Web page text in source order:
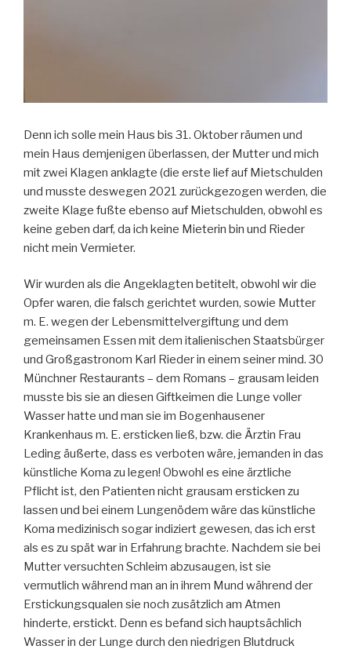
Denn ich solle mein Haus bis 31. Oktober räumen und
mein Haus demjenigen überlassen, der Mutter und mich
mit zwei Klagen anklagte (die erste lief auf Mietschulden
und musste deswegen 2021 zurückgezogen werden, die
zweite Klage fußte ebenso auf Mietschulden, obwohl es
keine geben darf, da ich keine Mieterin bin und Rieder
nicht mein Vermieter.
Wir wurden als die Angeklagten betitelt, obwohl wir die
Opfer waren, die falsch gerichtet wurden, sowie Mutter
m. E. wegen der Lebensmittelvergiftung und dem
gemeinsamen Essen mit dem italienischen Staatsbürger
und Großgastronom Karl Rieder in einem seiner mind. 30
Münchner Restaurants – dem Romans – grausam leiden
musste bis sie an diesen Giftkeimen die Lunge voller
Wasser hatte und man sie im Bogenhausener
Krankenhaus m. E. ersticken ließ, bzw. die Ärztin Frau
Leding äußerte, dass es verboten wäre, jemanden in das
künstliche Koma zu legen! Obwohl es eine ärztliche
Pflicht ist, den Patienten nicht grausam ersticken zu
lassen und bei einem Lungenödem wäre das künstliche
Koma medizinisch sogar indiziert gewesen, das ich erst
als es zu spät war in Erfahrung brachte. Nachdem sie bei
Mutter versuchten Schleim abzusaugen, ist sie
vermutlich während man an in ihrem Mund während der
Erstickungsqualen sie noch zusätzlich am Atmen
hinderte, erstickt. Denn es befand sich hauptsächlich
Wasser in der Lunge durch den niedrigen Blutdruck